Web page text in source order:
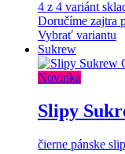
4 z 4 variánt
Doručíme zajtra
Vybrať variantu
Sukrew
Novinka
Slipy
čierne pánske